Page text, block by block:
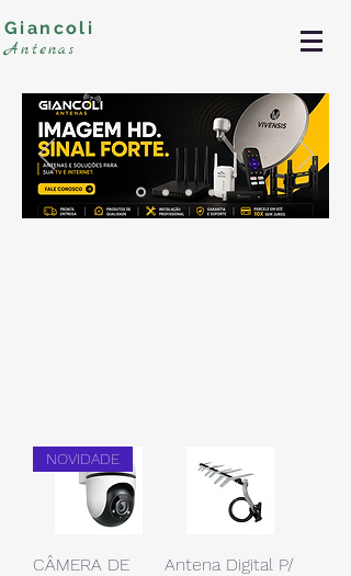
Giancoli
Antenas
NOVIDADE
CÂMERA DE
Antena Digital P/